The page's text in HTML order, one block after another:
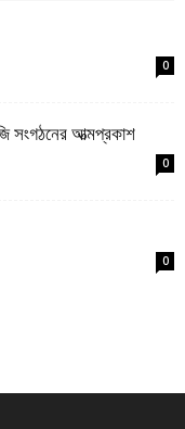
0
সংগঠনের আত্মপ্রকাশ
0
0